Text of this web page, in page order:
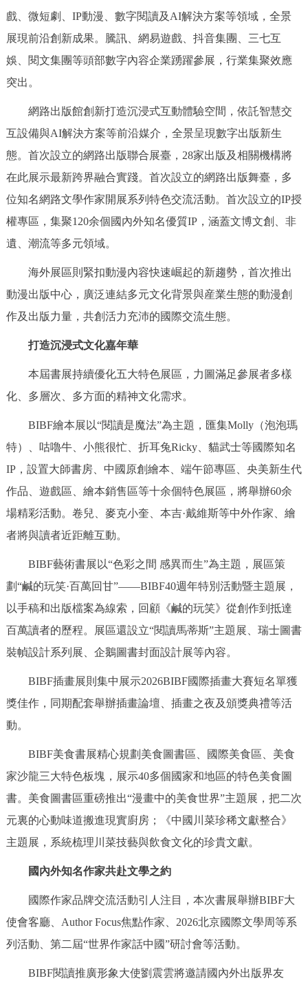
戲、微短劇、IP動漫、數字閱讀及AI解決方案等領域，全景
展現前沿創新成果。騰訊、網易遊戲、抖音集團、三七互
娛、閱文集團等頭部數字內容企業踴躍參展，行業集聚效應
突出。
網路出版館創新打造沉浸式互動體驗空間，依託智慧交
互設備與AI解決方案等前沿媒介，全景呈現數字出版新生
態。首次設立的網路出版聯合展臺，28家出版及相關機構將
在此展示最新跨界融合實踐。首次設立的網路出版舞臺，多
位知名網路文學作家開展系列特色交流活動。首次設立的IP授
權專區，集聚120余個國內外知名優質IP，涵蓋文博文創、非
遺、潮流等多元領域。
海外展區則緊扣動漫內容快速崛起的新趨勢，首次推出
動漫出版中心，廣泛連結多元文化背景與産業生態的動漫創
作及出版力量，共創活力充沛的國際交流生態。
打造沉浸式文化嘉年華
本屆書展持續優化五大特色展區，力圖滿足參展者多樣
化、多層次、多方面的精神文化需求。
BIBF繪本展以“閱讀是魔法”為主題，匯集Molly（泡泡瑪
特）、咕嚕牛、小熊很忙、折耳兔Ricky、貓武士等國際知名
IP，設置大師書房、中國原創繪本、端午節專區、央美新生代
作品、遊戲區、繪本銷售區等十余個特色展區，將舉辦60余
場精彩活動。卷兒、麥克小奎、本吉·戴維斯等中外作家、繪
者將與讀者近距離互動。
BIBF藝術書展以“色彩之間 感異而生”為主題，展區策
劃“鹹的玩笑·百萬回甘”——BIBF40週年特別活動暨主題展，
以手稿和出版檔案為線索，回顧《鹹的玩笑》從創作到抵達
百萬讀者的歷程。展區還設立“閱讀馬蒂斯”主題展、瑞士圖書
裝幀設計系列展、企鵝圖書封面設計展等內容。
BIBF插畫展則集中展示2026BIBF國際插畫大賽短名單獲
獎佳作，同期配套舉辦插畫論壇、插畫之夜及頒獎典禮等活
動。
BIBF美食書展精心規劃美食圖書區、國際美食區、美食
家沙龍三大特色板塊，展示40多個國家和地區的特色美食圖
書。美食圖書區重磅推出“漫畫中的美食世界”主題展，把二次
元裏的心動味道搬進現實廚房；《中國川菜珍稀文獻整合》
主題展，系統梳理川菜技藝與飲食文化的珍貴文獻。
國內外知名作家共赴文學之約
國際作家品牌交流活動引人注目，本次書展舉辦BIBF大
使會客廳、Author Focus焦點作家、2026北京國際文學周等系
列活動、第二屆“世界作家話中國”研討會等活動。
BIBF閱讀推廣形象大使劉震雲將邀請國內外出版界友